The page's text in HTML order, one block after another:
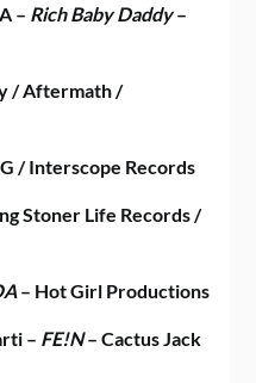
– Rich Baby Daddy–
/ Aftermath /
/ Interscope Records
Stoner Life Records /
– Hot Girl Productions
– FE!N– Cactus Jack